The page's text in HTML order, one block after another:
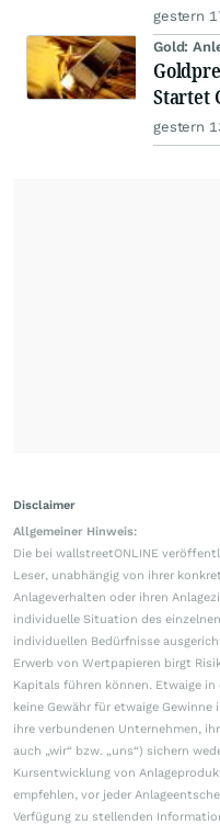
gestern
Gold:
Startet
gestern
Disclaimer
Allgemeiner Hinweis:
Die bei wallstreetONLINE
Leser, unabhängig von ihrer
Anlageverhalten oder ihren
individuelle Situation des
individuellen Bedürfnisse
Erwerb von Wertpapieren birgt
Kapitals führen können. Etwaige in
keine Gewähr für etwaige
ihre verbundenen Unternehmen,
auch „wir“ bzw. „uns“) sichern
Kursentwicklung von
empfehlen, vor jeder
Verfügung zu stellenden